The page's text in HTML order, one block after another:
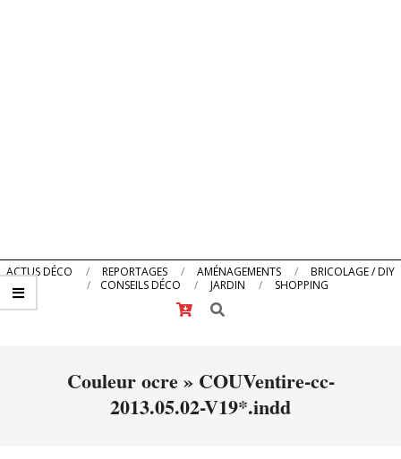
Primary
Navigation
ACTUS DÉCO REPORTAGES AMÉNAGEMENTS
BRICOLAGE / DIY
CONSEILS DÉCO
JARDIN
SHOPPING
Search
Couleur ocre » COUVentire-cc-
2013.05.02-V19*.indd